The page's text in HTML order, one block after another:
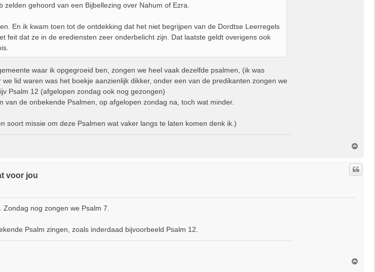
gehoord van een Bijbellezing over Nahum of Ezra.
En ik kwam toen tot de ontdekking dat het niet begrijpen van de Dordtse Leerregels
feit dat ze in de erediensten zeer onderbelicht zijn. Dat laatste geldt overigens ook
waar ik opgegroeid ben, zongen we heel vaak dezelfde psalmen, (ik was
lid waren was het boekje aanzienlijk dikker, onder een van de predikanten zongen we
Psalm 12 (afgelopen zondag ook nog gezongen)
van de onbekende Psalmen, op afgelopen zondag na, toch wat minder.
soort missie om deze Psalmen wat vaker langs te laten komen denk ik.)
h
o
voor jou
nog zongen we Psalm 7.
Psalm zingen, zoals inderdaad bijvoorbeeld Psalm 12.